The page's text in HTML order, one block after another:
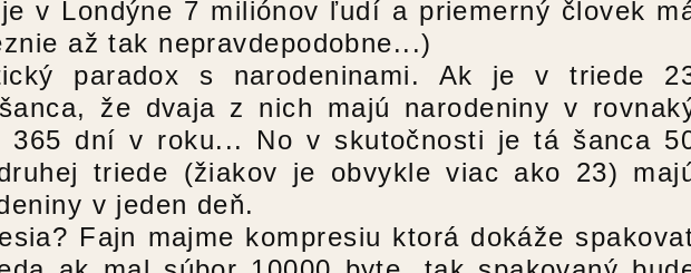
v Londýne 7 miliónov ľudí a priemerný človek
až tak nepravdepodobne...)
paradox s narodeninami. Ak je v triede
že dvaja z nich majú narodeniny v
365 dní v roku... No v skutočnosti je tá šanca
triede (žiakov je obvykle viac ako 23)
v jeden deň.
Fajn majme kompresiu ktorá dokáže